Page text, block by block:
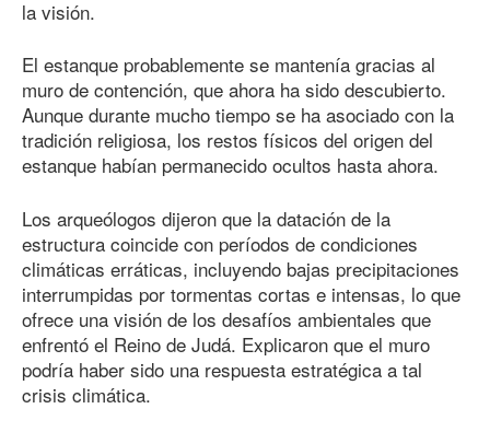
la visión.
El estanque probablemente se mantenía gracias al
muro de contención, que ahora ha sido descubierto.
Aunque durante mucho tiempo se ha asociado con la
tradición religiosa, los restos físicos del origen del
estanque habían permanecido ocultos hasta ahora.
Los arqueólogos dijeron que la datación de la
estructura coincide con períodos de condiciones
climáticas erráticas, incluyendo bajas precipitaciones
interrumpidas por tormentas cortas e intensas, lo que
ofrece una visión de los desafíos ambientales que
enfrentó el Reino de Judá. Explicaron que el muro
podría haber sido una respuesta estratégica a tal
crisis climática.